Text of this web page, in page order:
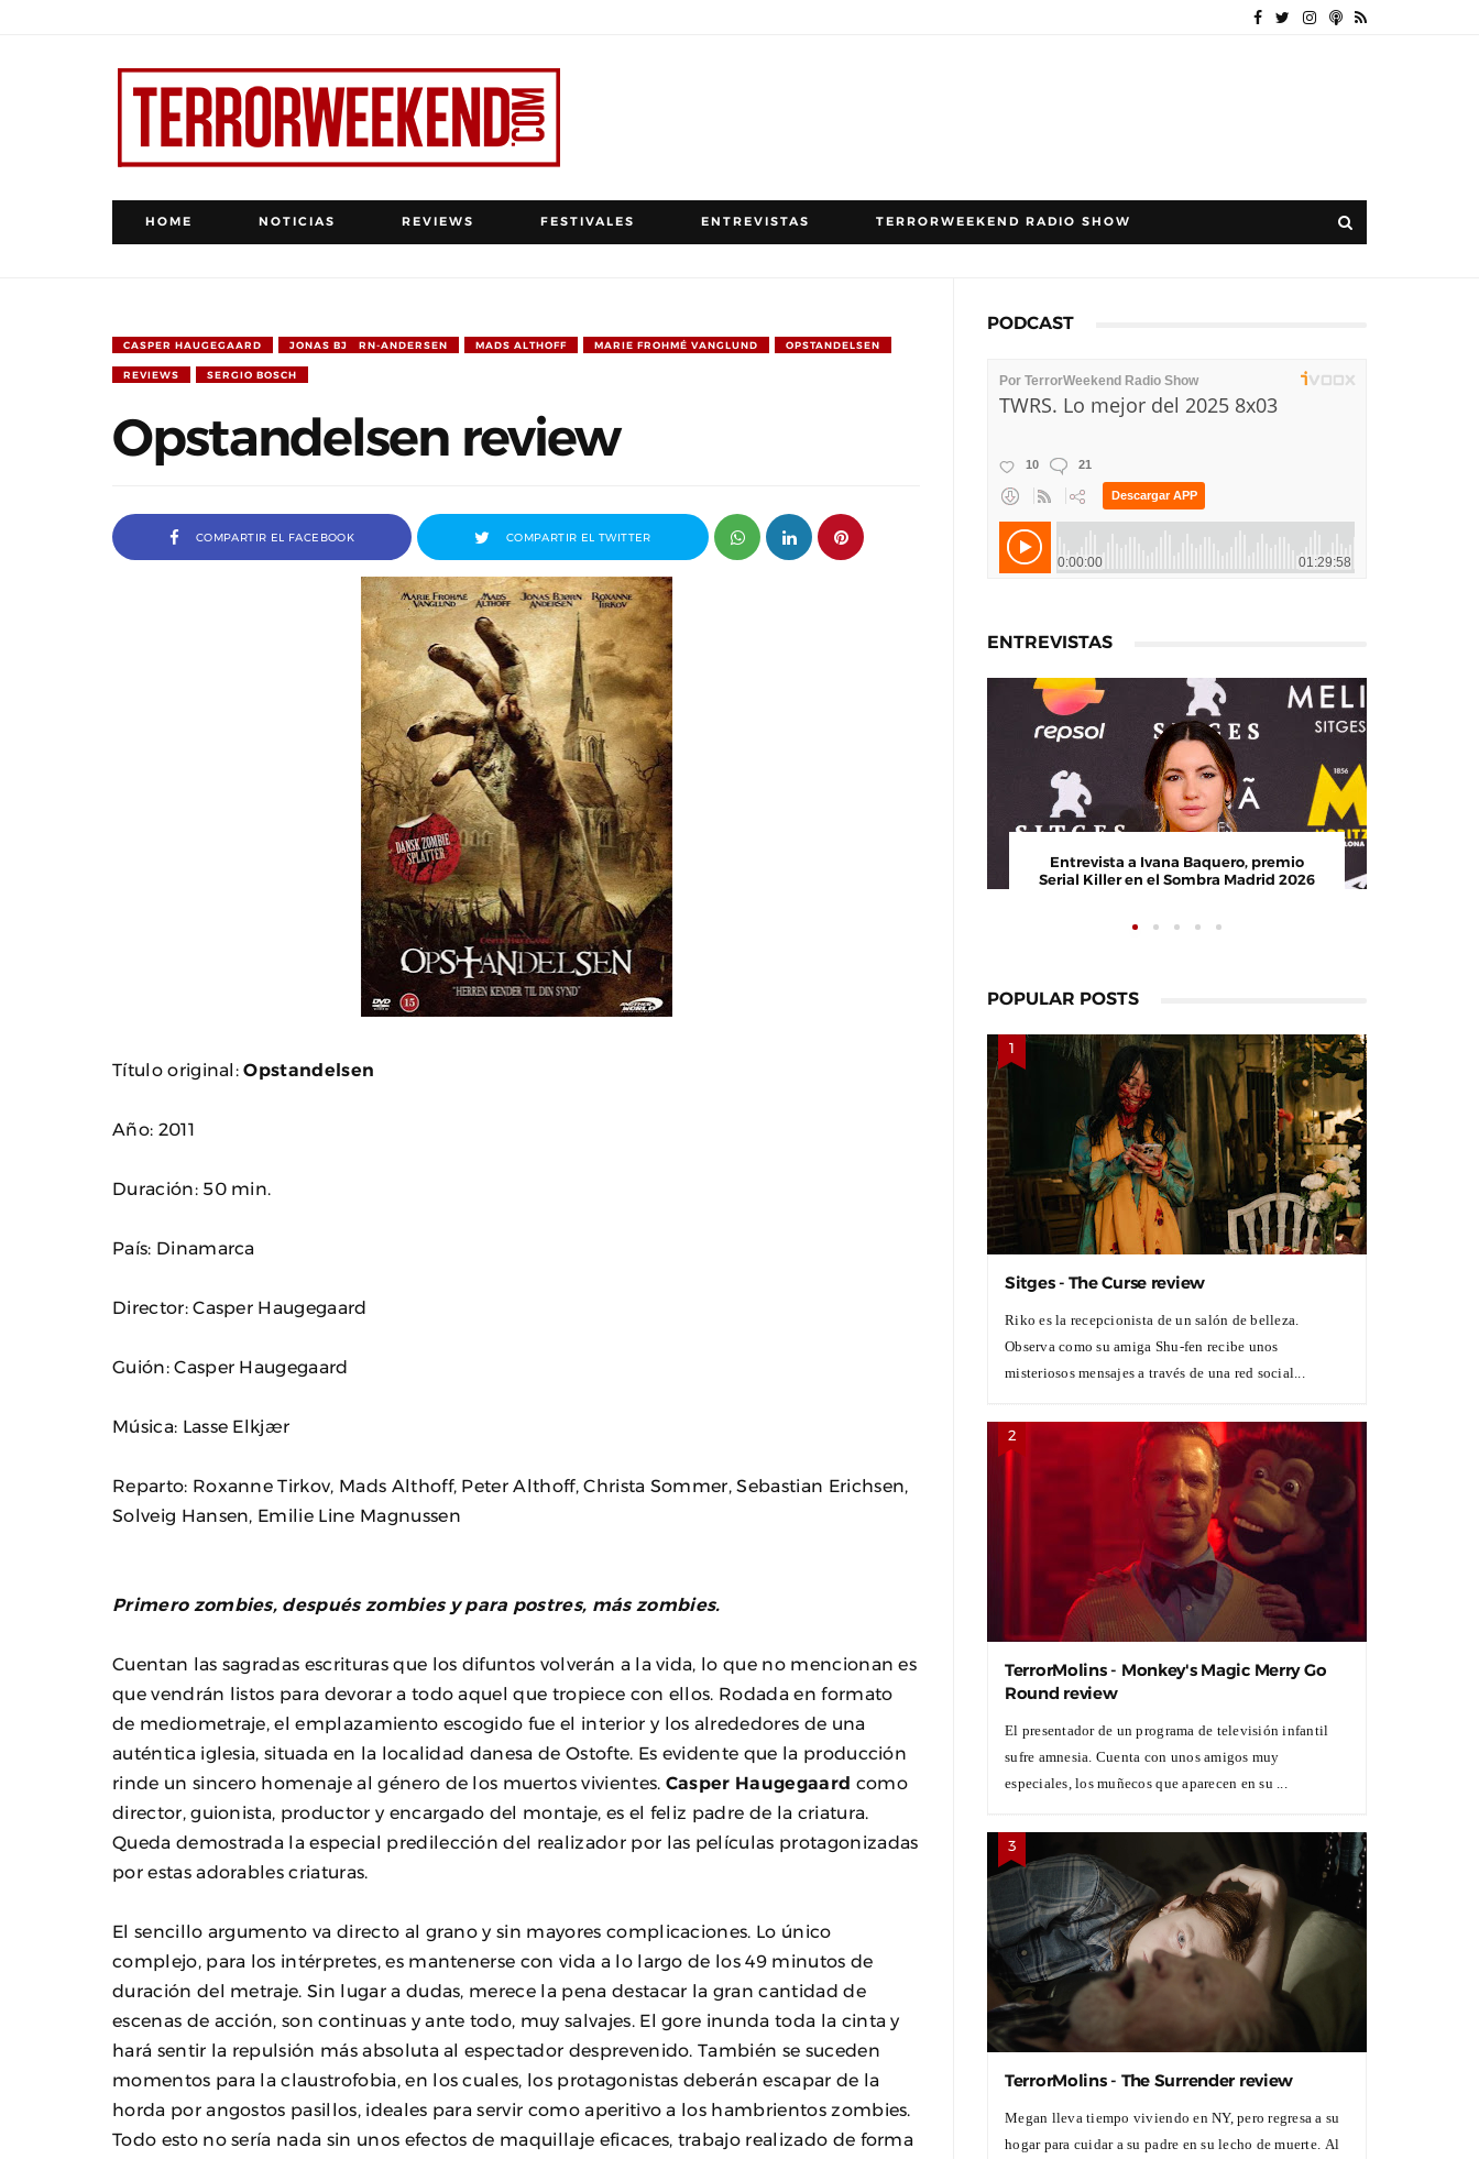
HOME NOTICIAS REVIEWS FESTIVALES ENTREVISTAS TERRORWEEKEND RADIO SHOW
CASPER HAUGEGAARD JONAS BJØRN-ANDERSEN MADS ALTHOFF MARIE FROHMÉ VANGLUND OPSTANDELSEN
REVIEWS SERGIO BOSCH
Opstandelsen review
COMPARTIR EL FACEBOOK COMPARTIR EL TWITTER
Título original:Opstandelsen
Año: 2011
Duración: 50 min.
País: Dinamarca
Director: Casper Haugegaard
Guión: Casper Haugegaard
Música: Lasse Elkjær
Reparto: Roxanne Tirkov, Mads Althoff, Peter Althoff, Christa Sommer, Sebastian Erichsen,
Solveig Hansen, Emilie Line Magnussen
Primero zombies, después zombies y para postres, más zombies.
Cuentan las sagradas escrituras que los difuntos volverán a la vida, lo que no mencionan es
que vendrán listos para devorar a todo aquel que tropiece con ellos. Rodada en formato
de mediometraje, el emplazamiento escogido fue el interior y los alrededores de una
auténtica iglesia, situada en la localidad danesa de Ostofte. Es evidente que la producción
rinde un sincero homenaje al género de los muertos vivientes. Casper Haugegaard como
director, guionista, productor y encargado del montaje, es el feliz padre de la criatura.
Queda demostrada la especial predilección del realizador por las películas protagonizadas
por estas adorables criaturas.
El sencillo argumento va directo al grano y sin mayores complicaciones. Lo único
complejo, para los intérpretes, es mantenerse con vida a lo largo de los 49 minutos de
duración del metraje. Sin lugar a dudas, merece la pena destacar la gran cantidad de
escenas de acción, son continuas y ante todo, muy salvajes. El gore inunda toda la cinta y
hará sentir la repulsión más absoluta al espectador desprevenido. También se suceden
momentos para la claustrofobia, en los cuales, los protagonistas deberán escapar de la
horda por angostos pasillos, ideales para servir como aperitivo a los hambrientos zombies.
Todo esto no sería nada sin unos efectos de maquillaje eficaces, trabajo realizado de forma
PODCAST
ENTREVISTAS
Entrevista a Ivana Baquero, premio
Serial Killer en el Sombra Madrid 2026
Entrevista a Álvaro Pita, director del
Entrevista a Jordi Arencón y Pablo J.
Cosco, codirectores de Amigo Invisible
POPULAR POSTS
Sitges - The Curse review
Riko es la recepcionista de un salón de belleza.
Observa como su amiga Shu-fen recibe unos
misteriosos mensajes a través de una red social...
TerrorMolins - Monkey's Magic Merry Go
Round review
El presentador de un programa de televisión infantil
sufre amnesia. Cuenta con unos amigos muy
especiales, los muñecos que aparecen en su ...
TerrorMolins - The Surrender review
Megan lleva tiempo viviendo en NY, pero regresa a su
hogar para cuidar a su padre en su lecho de muerte. Al